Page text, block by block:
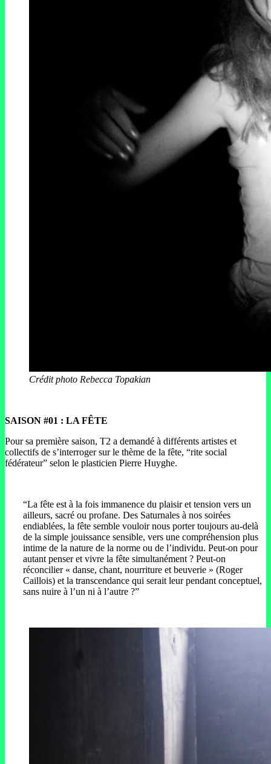
Crédit photo Rebecca Topakian
SAISON #01 : LA FÊTE
Pour sa première saison, T2 a demandé à différents artistes et
collectifs de s’interroger sur le thème de la fête, “rite social
fédérateur” selon le plasticien Pierre Huyghe.
“La fête est à la fois immanence du plaisir et tension vers un
ailleurs, sacré ou profane. Des Saturnales à nos soirées
endiablées, la fête semble vouloir nous porter toujours au-delà
de la simple jouissance sensible, vers une compréhension plus
intime de la nature de la norme ou de l’individu. Peut-on pour
autant penser et vivre la fête simultanément ? Peut-on
réconcilier « danse, chant, nourriture et beuverie » (Roger
Caillois) et la transcendance qui serait leur pendant conceptuel,
sans nuire à l’un ni à l’autre ?”